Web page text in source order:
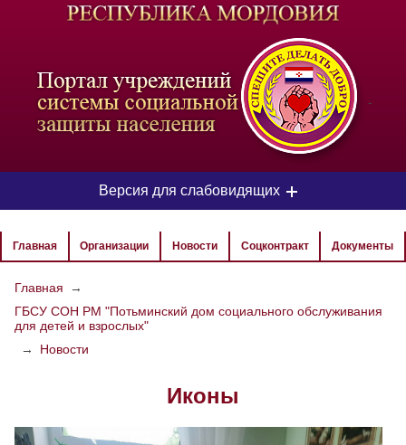
-
Версия для слабовидящих
ЦВЕТОВАЯ СХЕМА
РАЗМЕР ТЕКСТА
ИЗОБРАЖЕНИЯ
Скрыть Ч/б
Главная Организации Новости Соцконтракт Документы
Главная
→
ГБСУ СОН РМ "Потьминский дом социального обслуживания
для детей и взрослых"
→
Новости
Иконы